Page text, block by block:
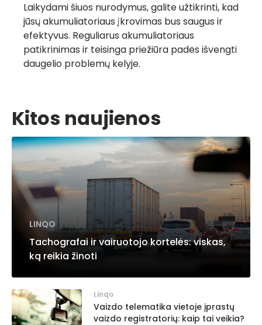
Laikydami šiuos nurodymus, galite užtikrinti, kad
jūsų akumuliatoriaus įkrovimas bus saugus ir
efektyvus. Reguliarus akumuliatoriaus
patikrinimas ir teisinga priežiūra padės išvengti
daugelio problemų kelyje.
Kitos naujienos
LINQO
Tachografai ir vairuotojo kortelės: viskas,
ką reikia žinoti
Linqo
Vaizdo telematika vietoje įprastų
vaizdo registratorių: kaip tai veikia?